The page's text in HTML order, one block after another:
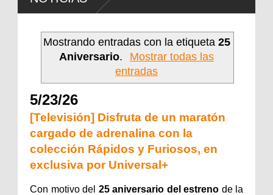
Mostrando entradas con la etiqueta 25
Aniversario.
Mostrar todas las
entradas
5/23/26
[Televisión] Disfruta de un maratón
cargado de adrenalina con la
colección Rápidos y Furiosos, en
exclusiva por Universal+
Con motivo del 25 aniversario del estreno de la